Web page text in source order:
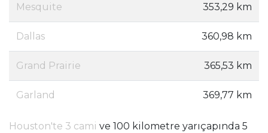
Mesquite 353,29 km
Dallas 360,98 km
Grand Prairie 365,53 km
Garland 369,77 km
Houston'te 3 cami ve 100 kilometre yarıçapında 5